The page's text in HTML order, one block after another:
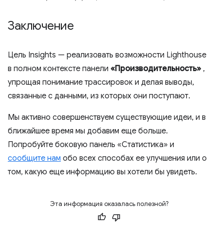
Заключение
Цель Insights — реализовать возможности Lighthouse
в полном контексте панели «Производительность» ,
упрощая понимание трассировок и делая выводы,
связанные с данными, из которых они поступают.
Мы активно совершенствуем существующие идеи, и в
ближайшее время мы добавим еще больше.
Попробуйте боковую панель «Статистика» и
сообщите нам обо всех способах ее улучшения или о
том, какую еще информацию вы хотели бы увидеть.
Эта информация оказалась полезной?